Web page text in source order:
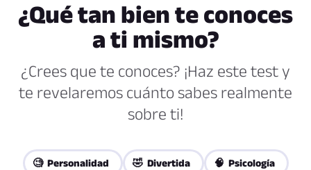
¿Qué tan bien te conoces
a ti mismo?
¿Crees que te conoces? ¡Haz este test y
te revelaremos cuánto sabes realmente
sobre ti!
🧐 Personalidad 🤣 Divertida 🧠 Psicología